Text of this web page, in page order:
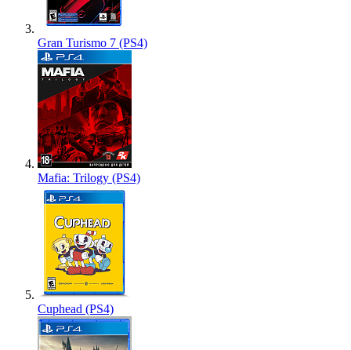
Gran Turismo 7 (PS4)
Mafia: Trilogy (PS4)
Cuphead (PS4)